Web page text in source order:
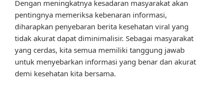
Dengan meningkatnya kesadaran masyarakat akan
pentingnya memeriksa kebenaran informasi,
diharapkan penyebaran berita kesehatan viral yang
tidak akurat dapat diminimalisir. Sebagai masyarakat
yang cerdas, kita semua memiliki tanggung jawab
untuk menyebarkan informasi yang benar dan akurat
demi kesehatan kita bersama.